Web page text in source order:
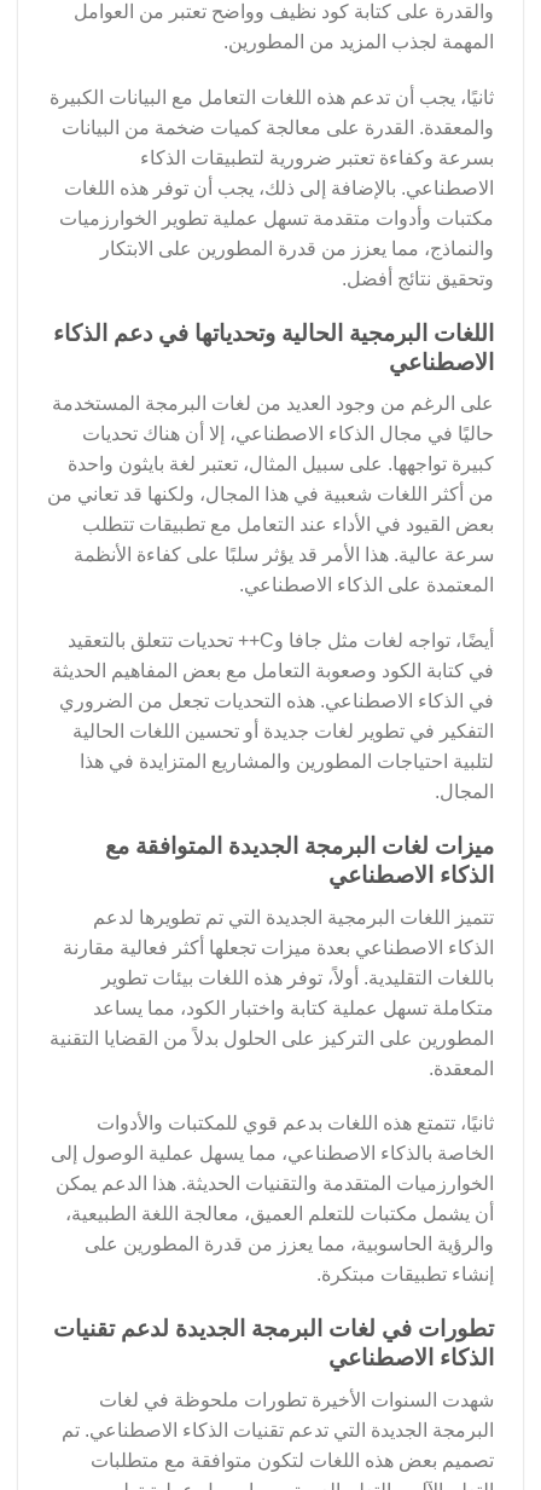
والقدرة على كتابة كود نظيف وواضح تعتبر من العوامل
المهمة لجذب المزيد من المطورين.
ثانيًا، يجب أن تدعم هذه اللغات التعامل مع البيانات الكبيرة
والمعقدة. القدرة على معالجة كميات ضخمة من البيانات
بسرعة وكفاءة تعتبر ضرورية لتطبيقات الذكاء
الاصطناعي. بالإضافة إلى ذلك، يجب أن توفر هذه اللغات
مكتبات وأدوات متقدمة تسهل عملية تطوير الخوارزميات
والنماذج، مما يعزز من قدرة المطورين على الابتكار
وتحقيق نتائج أفضل.
اللغات البرمجية الحالية وتحدياتها في دعم الذكاء
الاصطناعي
على الرغم من وجود العديد من لغات البرمجة المستخدمة
حاليًا في مجال الذكاء الاصطناعي، إلا أن هناك تحديات
كبيرة تواجهها. على سبيل المثال، تعتبر لغة بايثون واحدة
من أكثر اللغات شعبية في هذا المجال، ولكنها قد تعاني من
بعض القيود في الأداء عند التعامل مع تطبيقات تتطلب
سرعة عالية. هذا الأمر قد يؤثر سلبًا على كفاءة الأنظمة
المعتمدة على الذكاء الاصطناعي.
أيضًا، تواجه لغات مثل جافا وC++ تحديات تتعلق بالتعقيد
في كتابة الكود وصعوبة التعامل مع بعض المفاهيم الحديثة
في الذكاء الاصطناعي. هذه التحديات تجعل من الضروري
التفكير في تطوير لغات جديدة أو تحسين اللغات الحالية
لتلبية احتياجات المطورين والمشاريع المتزايدة في هذا
المجال.
ميزات لغات البرمجة الجديدة المتوافقة مع
الذكاء الاصطناعي
تتميز اللغات البرمجية الجديدة التي تم تطويرها لدعم
الذكاء الاصطناعي بعدة ميزات تجعلها أكثر فعالية مقارنة
باللغات التقليدية. أولاً، توفر هذه اللغات بيئات تطوير
متكاملة تسهل عملية كتابة واختبار الكود، مما يساعد
المطورين على التركيز على الحلول بدلاً من القضايا التقنية
المعقدة.
ثانيًا، تتمتع هذه اللغات بدعم قوي للمكتبات والأدوات
الخاصة بالذكاء الاصطناعي، مما يسهل عملية الوصول إلى
الخوارزميات المتقدمة والتقنيات الحديثة. هذا الدعم يمكن
أن يشمل مكتبات للتعلم العميق، معالجة اللغة الطبيعية،
والرؤية الحاسوبية، مما يعزز من قدرة المطورين على
إنشاء تطبيقات مبتكرة.
تطورات في لغات البرمجة الجديدة لدعم تقنيات
الذكاء الاصطناعي
شهدت السنوات الأخيرة تطورات ملحوظة في لغات
البرمجة الجديدة التي تدعم تقنيات الذكاء الاصطناعي. تم
تصميم بعض هذه اللغات لتكون متوافقة مع متطلبات